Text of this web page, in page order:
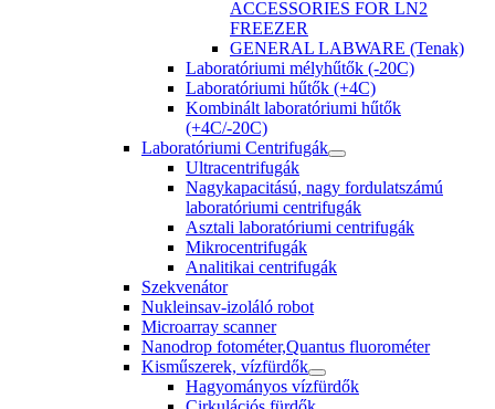
ACCESSORIES FOR LN2
FREEZER
GENERAL LABWARE (Tenak)
Laboratóriumi mélyhűtők (-20C)
Laboratóriumi hűtők (+4C)
Kombinált laboratóriumi hűtők
(+4C/-20C)
Laboratóriumi Centrifugák
Ultracentrifugák
Nagykapacitású, nagy fordulatszámú
laboratóriumi centrifugák
Asztali laboratóriumi centrifugák
Mikrocentrifugák
Analitikai centrifugák
Szekvenátor
Nukleinsav-izoláló robot
Microarray scanner
Nanodrop fotométer,Quantus fluorométer
Kisműszerek, vízfürdők
Hagyományos vízfürdők